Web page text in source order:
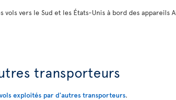
vers le Sud et les États-Unis à bord des appareils
transporteurs
exploités par d'autres transporteurs.